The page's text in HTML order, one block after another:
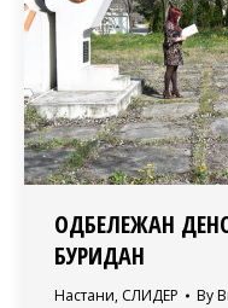
ОДБЕЛЕЖАН
БУРИДАН
Настани, СЛИДЕР By